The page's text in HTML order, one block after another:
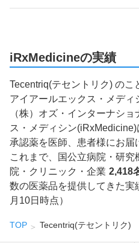
iRxMedicineの実績
Tecentriq(テセントリク) の
アイアールエックス・メディ
（株）オズ・インターナシ
ス・メディシン
承認薬を医師、患者様にお届
これまで、国公立病院・研究
院・クリニック・企業 2,418
数の医薬品を提供してきた
月10日時点）
TOP Tecentriq(テセントリク)